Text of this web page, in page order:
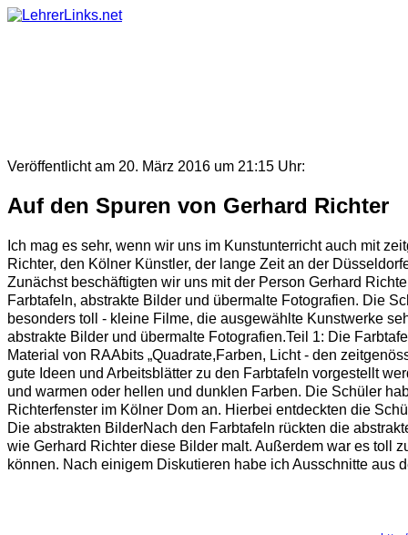
Skip
Veröffentlicht am 20. März 2016 um 21:15 Uhr:
Auf den Spuren von Gerhard Richter
Ich mag es sehr, wenn wir uns im Kunstunterricht auch mit
Richter, den Kölner Künstler, der lange Zeit an der
Zunächst beschäftigten wir uns mit der Person Gerhard
Farbtafeln, abstrakte Bilder und übermalte Fotografien. Die
besonders toll - kleine Filme, die ausgewählte Kunstwerke
abstrakte Bilder und übermalte Fotografien.Teil 1: Die
Material von RAAbits „Quadrate,Farben, Licht - den
gute Ideen und Arbeitsblätter zu den Farbtafeln vorgestellt
und warmen oder hellen und dunklen Farben. Die Schüler
Richterfenster im Kölner Dom an. Hierbei entdeckten die
Die abstrakten BilderNach den Farbtafeln rückten die
wie Gerhard Richter diese Bilder malt. Außerdem war es toll
können. Nach einigem Diskutieren habe ich Ausschnitte aus